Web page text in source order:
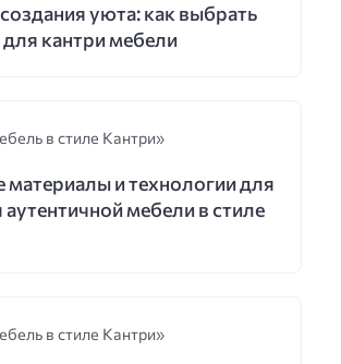
уюта: как выбрать
для кантри мебели
в стиле Кантри»
материалы и технологии для
аутентичной мебели в стиле
в стиле Кантри»